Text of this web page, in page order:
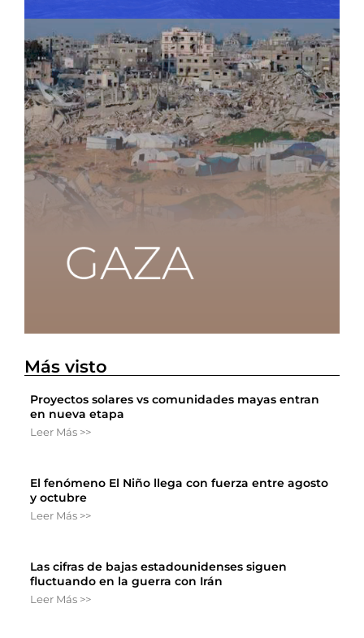
Más visto
Proyectos solares vs comunidades mayas entran
en nueva etapa
Leer Más >>
El fenómeno El Niño llega con fuerza entre agosto
y octubre
Leer Más >>
Las cifras de bajas estadounidenses siguen
fluctuando en la guerra con Irán
Leer Más >>